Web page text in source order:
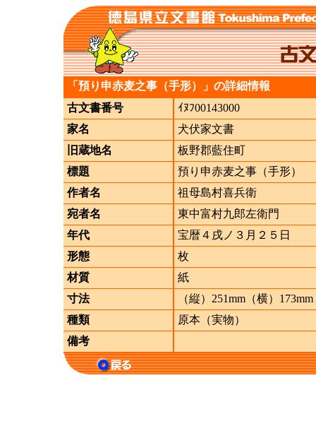
「預り申赤麦之事（手形）」の詳細情報
古文書番号
ｲﾇﾌ00143000
家名
犬伏家文書
旧蔵地名
板野郡藍住町
標題
預り申赤麦之事（手形）
作者名
祖母島村喜兵衛
宛者名
東中富村九郎左衛門
年代
宝暦４戌ノ３月２５日
形態
枚
材質
紙
寸法
（縦）251mm（横）173mm
種類
原本（実物）
備考